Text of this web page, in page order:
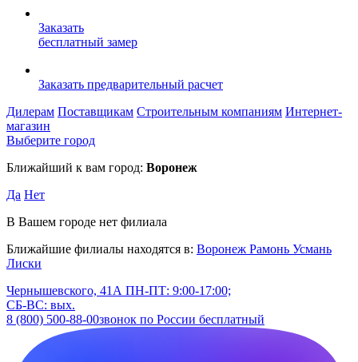
Заказать
бесплатный замер
Заказать предварительный расчет
Дилерам Поставщикам Строительным компаниям Интернет-
магазин
Выберите город
Ближайший к вам город: Воронеж
Да Нет
В Вашем городе нет филиала
Ближайшие филиалы находятся в: Воронеж Рамонь Усмань
Лиски
Чернышевского, 41А ПН-ПТ: 9:00-17:00;
СБ-ВС: вых.
8 (800) 500-88-00звонок по России бесплатный